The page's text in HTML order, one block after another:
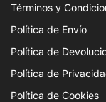
Términos y
Política de Envío
Política de
Política de
Política de Cookies